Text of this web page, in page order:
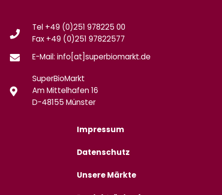
Tel +49 (0)251 978225 00
Fax +49 (0)251 97822577
E-Mail: info[at]superbiomarkt.de
SuperBioMarkt
Am Mittelhafen 16
D-48155 Münster
Impressum
Datenschutz
Unsere Märkte